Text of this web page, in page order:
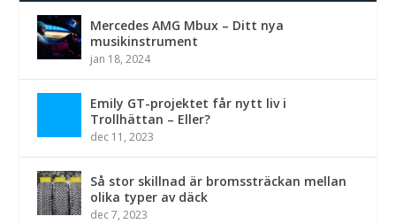
Mercedes AMG Mbux – Ditt nya
musikinstrument
jan 18, 2024
Emily GT-projektet får nytt liv i
Trollhättan – Eller?
dec 11, 2023
Så stor skillnad är bromssträckan mellan
olika typer av däck
dec 7, 2023